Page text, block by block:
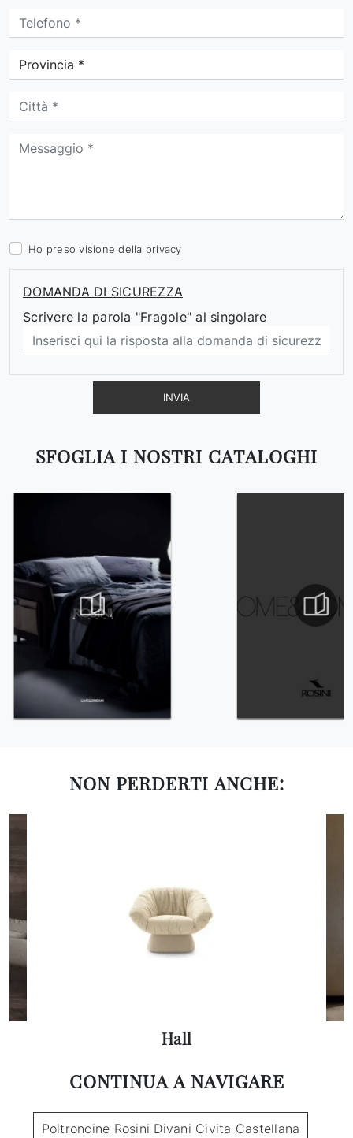
SFOGLIA I NOSTRI CATALOGHI
Ho preso visione della privacy
DOMANDA DI SICUREZZA
Scrivere la parola "Fragole" al singolare
INVIA
NON PERDERTI ANCHE:
Hall
CONTINUA A NAVIGARE
Poltroncine Rosini Divani Civita Castellana